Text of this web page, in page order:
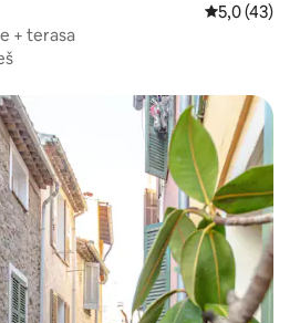
Prosečna
5,0 (43)
+ terasa